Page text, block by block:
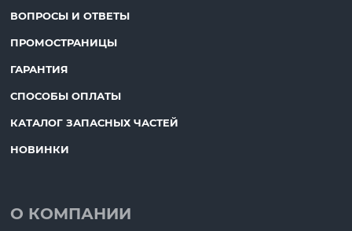
ВОПРОСЫ И ОТВЕТЫ
ПРОМОСТРАНИЦЫ
ГАРАНТИЯ
СПОСОБЫ ОПЛАТЫ
КАТАЛОГ ЗАПАСНЫХ ЧАСТЕЙ
НОВИНКИ
О КОМПАНИИ